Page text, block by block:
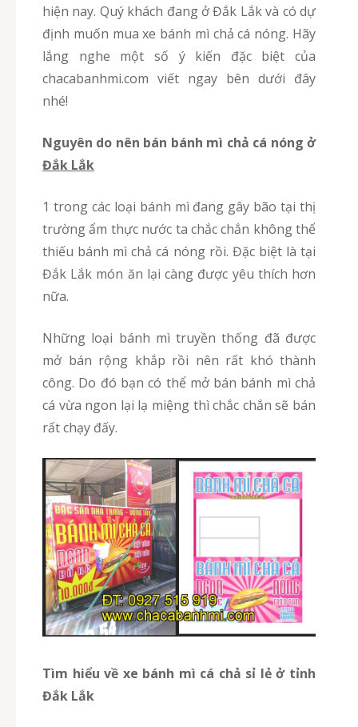
hiện nay. Quý khách đang ở Đắk Lắk và có dự
định muốn mua xe bánh mì chả cá nóng. Hãy
lắng nghe một số ý kiến đặc biệt của
chacabanhmi.com viết ngay bên dưới đây
nhé!
Nguyên do nên bán bánh mì chả cá nóng ở
Đắk Lắk
1 trong các loại bánh mì đang gây bão tại thị
trường ẩm thực nước ta chắc chắn không thể
thiếu bánh mì chả cá nóng rồi. Đặc biệt là tại
Đắk Lắk món ăn lại càng được yêu thích hơn
nữa.
Những loại bánh mì truyền thống đã được
mở bán rộng khắp rồi nên rất khó thành
công. Do đó bạn có thể mở bán bánh mì chả
cá vừa ngon lại lạ miệng thì chắc chắn sẽ bán
rất chạy đấy.
tìm hiểu về xe bánh mì cá chả sỉ lẻ ở tỉnh
Đắk Lắk